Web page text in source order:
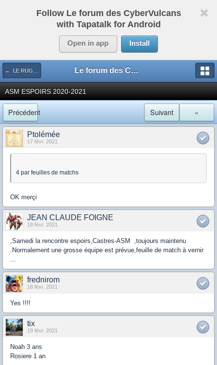
Follow Le forum des CyberVulcans
with Tapatalk for Android
Open in app Install
← LE RUGBY DE CHEZ NOUS Le forum des CyberVulcans
ASM ESPOIRS 2020-2021
Précédent »
Suivant
Ptolémée
17 févr. 2021
4 par feuilles de matchs
OK merçi
JEAN CLAUDE FOIGNE
18 févr. 2021
,Samedi la rencontre espoirs,Castres-ASM ,toujours maintenu
.Normalement une grosse équipe est prévue,feuille de match à vernir
...
frednirom
18 févr. 2021
Yes !!!!
tix
19 févr. 2021
Noah 3 ans
Rosiere 1 an